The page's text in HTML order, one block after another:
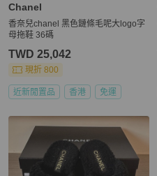
Chanel
香奈兒chanel 黑色鏈條毛呢大logo字
母拖鞋 36碼
TWD 25,042
現折 800
近新閒置品 香港 免運